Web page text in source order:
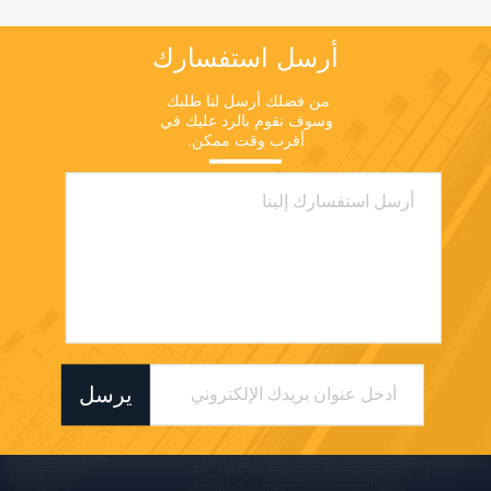
أرسل استفسارك
أقرب وقت ممكن.
يرسل